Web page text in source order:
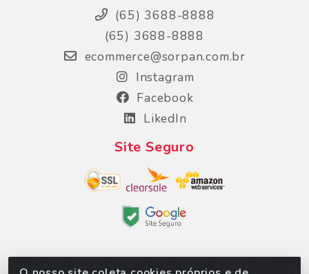
(65) 3688-8888
(65) 3688-8888
ecommerce@sorpan.com.br
Instagram
Facebook
LikedIn
Site Seguro